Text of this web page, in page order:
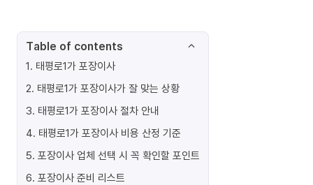
Table of contents
1. 태평로1가 포장이사
2. 태평로1가 포장이사가 잘 맞는 상황
3. 태평로1가 포장이사 절차 안내
4. 태평로1가 포장이사 비용 산정 기준
5. 포장이사 업체 선택 시 꼭 확인할 포인트
6. 포장이사 준비 리스트